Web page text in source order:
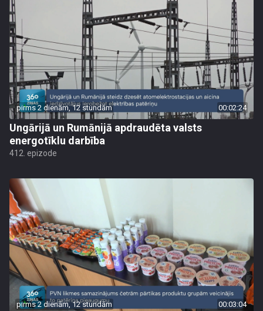
pirms 2 dienām, 12 stundām 00:02:24
Ungārijā un Rumānijā apdraudēta valsts
energotīklu darbība
412. epizode
pirms 2 dienām, 12 stundām 00:03:04